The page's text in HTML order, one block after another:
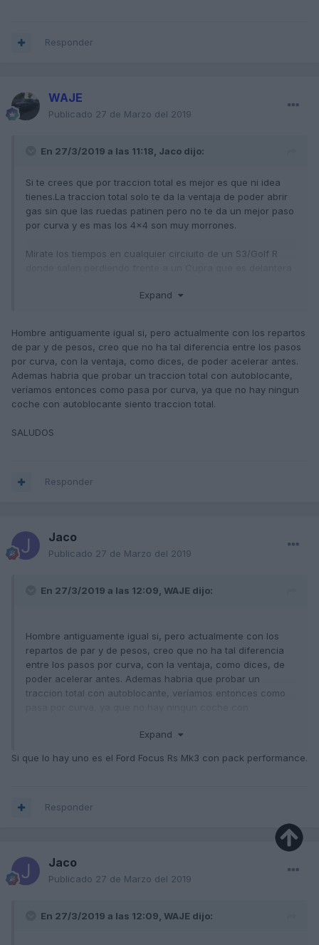
Responder
WAJE
Publicado 27 de Marzo del 2019
En 27/3/2019 a las 11:18, Jaco dijo:
Si te crees que por traccion total es mejor es que ni idea
tienes.La traccion total solo te da la ventaja de poder abrir
gas sin que las ruedas patinen pero no te da un mejor paso
por curva y es mas los 4x4 son muy morrones.
Mirate los tiempos en cualquier circiuito de un S3/Golf R
la suspension con desacople es muy eficaz en curvas,de
hecho donde flaquea es e n los frenos
Expand
Hombre antiguamente igual si, pero actualmente con los repartos
de par y de pesos, creo que no ha tal diferencia entre los pasos
por curva, con la ventaja, como dices, de poder acelerar antes.
Ademas habria que probar un traccion total con autoblocante,
veríamos entonces como pasa por curva, ya que no hay ningun
coche con autoblocante siento traccion total.
SALUDOS
Responder
Jaco
Publicado 27 de Marzo del 2019
En 27/3/2019 a las 12:09, WAJE dijo:
Hombre antiguamente igual si, pero actualmente con los
repartos de par y de pesos, creo que no ha tal diferencia
entre los pasos por curva, con la ventaja, como dices, de
poder acelerar antes. Ademas habria que probar un
traccion total con autoblocante, veríamos entonces como
Expand
Si que lo hay uno es el Ford Focus Rs Mk3 con pack performance.
Responder
Jaco
Publicado 27 de Marzo del 2019
En 27/3/2019 a las 12:09, WAJE dijo: